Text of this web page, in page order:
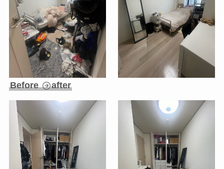
Before after